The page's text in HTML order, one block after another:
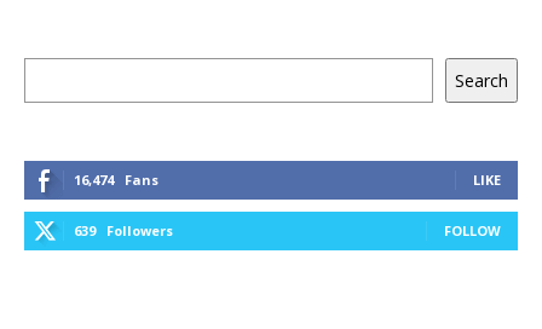
Search
16,474 Fans LIKE
639 Followers FOLLOW